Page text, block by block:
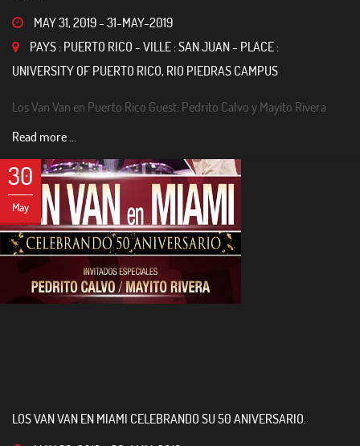
MAY 31, 2019-31-MAY-2019
PAYS : PUERTO RICO - VILLE : SAN JUAN - PLACE :
UNIVERSITY OF PUERTO RICO, RIO PIEDRAS CAMPUS
Los Van Van en Puerto Rico Guest: Pedrito Calvo y Mayito Rivera
Read more ...
30
May
LOS VAN VAN EN MIAMI CELEBRANDO SU 50 ANIVERSARIO.